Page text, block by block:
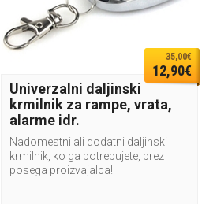
35,00€
12,90€
Univerzalni daljinski
krmilnik za rampe, vrata,
alarme idr.
Nadomestni ali dodatni daljinski
krmilnik, ko ga potrebujete, brez
posega proizvajalca!